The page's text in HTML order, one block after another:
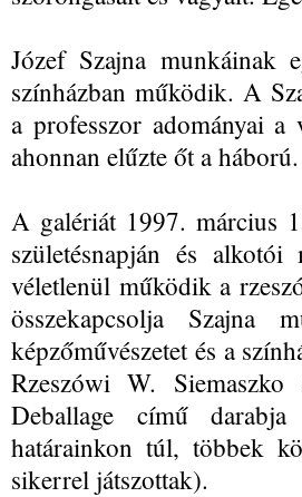
Józef Szajna munkáinak
színházban működik. A
a professzor adományai a
ahonnan elűzte őt a háború.
A galériát 1997. március
születésnapján és
véletlenül működik a
összekapcsolja Szajna
képzőművészetet és a
Rzeszówi W. Siemaszko
Deballage című
határainkon túl, többek
sikerrel játszottak).